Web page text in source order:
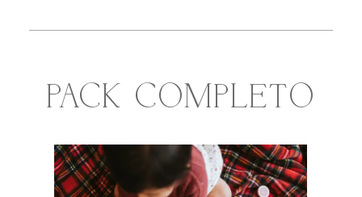
PACK COMPLETO